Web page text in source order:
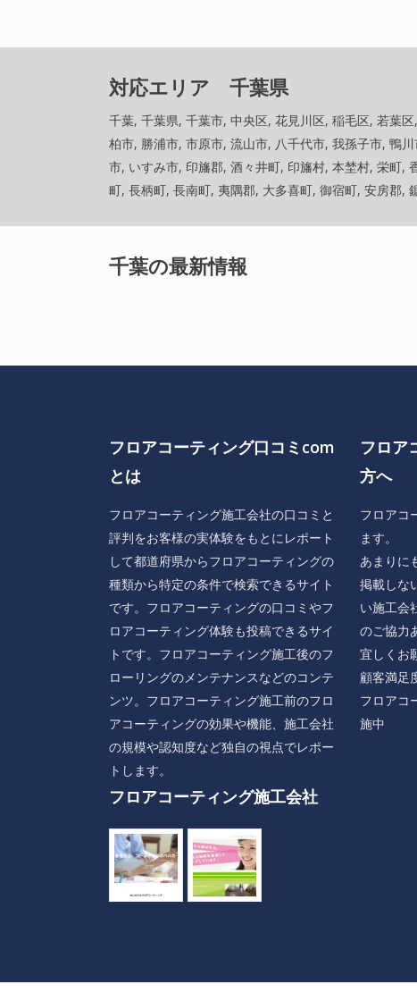
対応エリア 千葉県
千葉, 千葉県, 千葉市, 中央区, 花見川区, 稲毛区, 若葉
柏市, 勝浦市, 市原市, 流山市, 八千代市, 我孫子市, 鴨
市, いすみ市, 印旛郡, 酒々井町, 印旛村, 本埜村, 栄町,
町, 長柄町, 長南町, 夷隅郡, 大多喜町, 御宿町, 安房郡,
千葉の最新情報
フロアコーティング口コミcom
とは
フロアコーティング施工会社の口コミと
評判をお客様の実体験をもとにレポート
して都道府県からフロアコーティングの
種類から特定の条件で検索できるサイト
です。フロアコーティングの口コミやフ
ロアコーティング体験も投稿できるサイ
トです。フロアコーティング施工後のフ
ローリングのメンテナンスなどのコンテ
ンツ。フロアコーティング施工前のフロ
アコーティングの効果や機能、施工会社
の規模や認知度など独自の視点でレポー
トします。
フロアコーティング施工会社
フロア
方へ
フロアコ
ます。
あまりに
掲載しな
い施工会
のご協力
宜しくお
顧客満足
フロアコ
施中